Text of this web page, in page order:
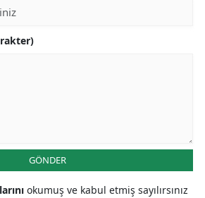
GÖNDER
okumuş ve kabul etmiş sayılırsınız